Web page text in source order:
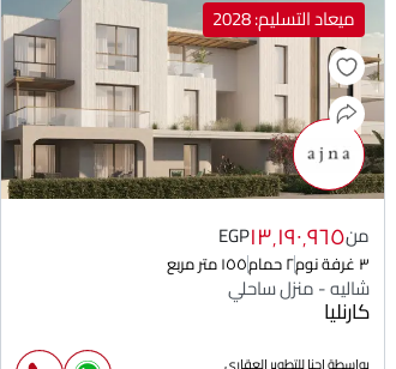
ميعاد التسليم: 2028
من١٣٬١٩٠٬٩٦٥EGP
٣ غرفة نوم ٢ حمام ١٥٥ متر مربع
شاليه - منزل ساحلي
كارنليا
بواسطة اجنا للتطوير العقارى